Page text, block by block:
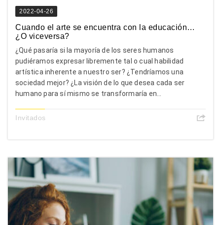
2022-04-26
Cuando el arte se encuentra con la educación…
¿O viceversa?
¿Qué pasaría si la mayoría de los seres humanos
pudiéramos expresar libremente tal o cual habilidad
artística inherente a nuestro ser? ¿Tendríamos una
sociedad mejor? ¿La visión de lo que desea cada ser
humano para sí mismo se transformaría en...
Invitados